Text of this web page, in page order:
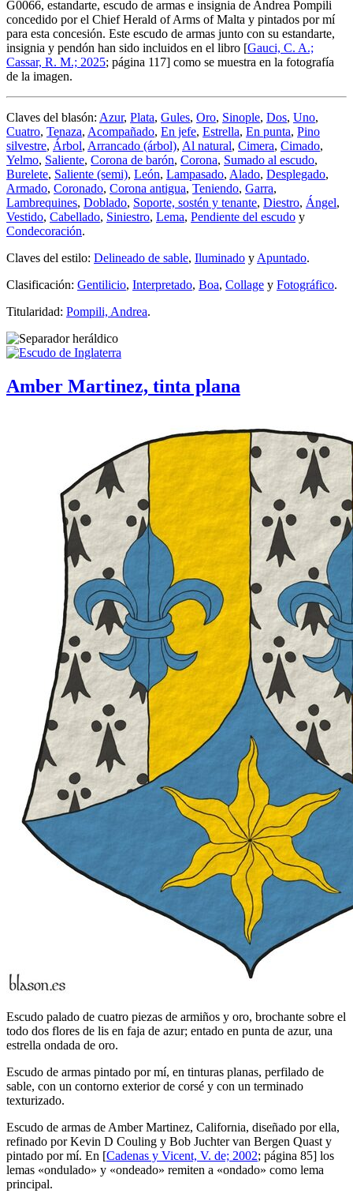
G0066, estandarte, escudo de armas e insignia de Andrea Pompili
concedido por el Chief Herald of Arms of Malta y pintados por mí
para esta concesión. Este escudo de armas junto con su estandarte,
insignia y pendón han sido incluidos en el libro [Gauci, C. A.;
Cassar, R. M.; 2025; página 117] como se muestra en la fotografía
de la imagen.
Claves del blasón: Azur, Plata, Gules, Oro, Sinople, Dos, Uno,
Cuatro, Tenaza, Acompañado, En jefe, Estrella, En punta, Pino
silvestre, Árbol, Arrancado (árbol), Al natural, Cimera, Cimado,
Yelmo, Saliente, Corona de barón, Corona, Sumado al escudo,
Burelete, Saliente (semi), León, Lampasado, Alado, Desplegado,
Armado, Coronado, Corona antigua, Teniendo, Garra,
Lambrequines, Doblado, Soporte, sostén y tenante, Diestro, Ángel,
Vestido, Cabellado, Siniestro, Lema, Pendiente del escudo y
Condecoración.
Claves del estilo: Delineado de sable, Iluminado y Apuntado.
Clasificación: Gentilicio, Interpretado, Boa, Collage y Fotográfico.
Titularidad: Pompili, Andrea.
Amber Martinez, tinta plana
Escudo palado de cuatro piezas de armiños y oro, brochante sobre el
todo dos flores de lis en faja de azur; entado en punta de azur, una
estrella ondada de oro.
Escudo de armas pintado por mí, en tinturas planas, perfilado de
sable, con un contorno exterior de corsé y con un terminado
texturizado.
Escudo de armas de Amber Martinez, California, diseñado por ella,
refinado por Kevin D Couling y Bob Juchter van Bergen Quast y
pintado por mí. En [Cadenas y Vicent, V. de; 2002; página 85] los
lemas «ondulado» y «ondeado» remiten a «ondado» como lema
principal.